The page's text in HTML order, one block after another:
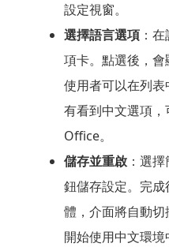
設定視窗。
選擇語言選項：在
項卡。點選後，會
使用者可以在列表
有看到中文選項
Office。
儲存並重啟：選擇
鈕儲存設定。完
體，介面將自動
開始使用中文環境